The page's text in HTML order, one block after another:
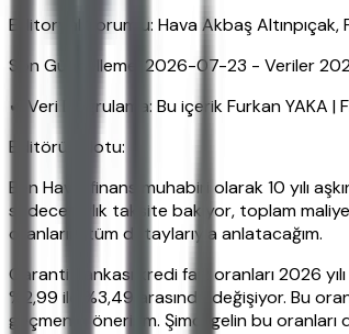
Editoryal Sorumlu: Hava Akbaş
Son Güncelleme: 2026-07-23 - Veriler
✔ Veri Doğrulama: Bu içerik Furkan YAKA |
Editörün Notu:
Ben Hava, finans muhabiri olarak 10 yılı
sadece aylık taksite bakıyor, toplam
oranlarını tüm detaylarıyla anlatacağım.
Garanti Bankası kredi faiz oranları 2026
%2,99 ile %3,49 arasında değişiyor. Bu
geçmenizi öneririm. Şimdi gelin bu oranları